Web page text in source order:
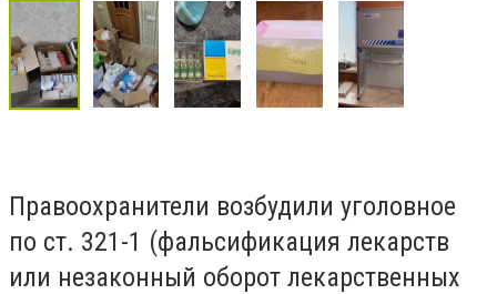
Правоохранители возбудили уголовное
по ст. 321-1 (фальсификация лекарств
или незаконный оборот лекарственных